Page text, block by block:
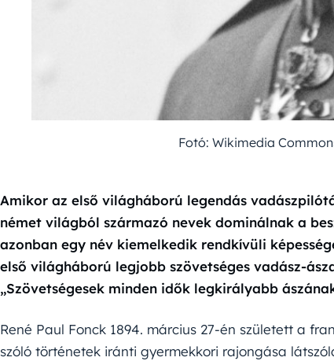
Fotó: Wikimedia
Amikor az első világháború legendás
német világból származó nevek dominálnak a
azonban egy név kiemelkedik rendkívüli
első világháború legjobb szövetséges vadász-
„Szövetségesek minden idők legkirályabb
René Paul Fonck 1894. március 27-én született a
szóló történetek iránti gyermekkori rajongása